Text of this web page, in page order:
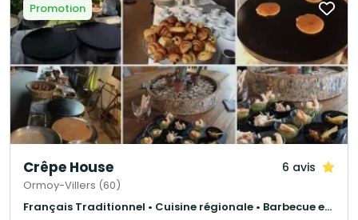
Promotion
Crêpe House 6 avis
Ormoy-Villers (60)
Français Traditionnel • Cuisine régionale • Barbecue et grillades